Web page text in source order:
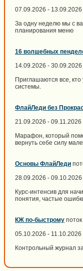
07.09.2026 - 13.09.2026
За одну неделю мы с
планирования меню
16 волшебных
14.09.2026 - 30.09.2026
Приглашаются все,
системы.
ФлайЛеди без
21.09.2026 - 09.11.2026
Марафон, который
вернуть себе силу
Основы ФлайЛеди
28.09.2026 - 09.10.2026
Курс-интенсив для
понятия, частые
КЖ по-быстрому
05.10.2026 - 11.10.2026
Контрольный журнал